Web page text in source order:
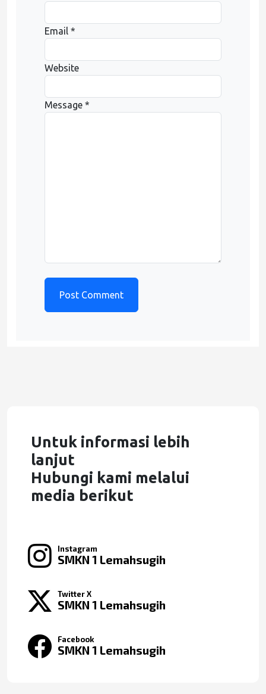
Email *
Website
Message *
Untuk informasi lebih
lanjut
Hubungi kami melalui
media berikut
Instagram
SMKN 1 Lemahsugih
Twitter X
SMKN 1 Lemahsugih
Facebook
SMKN 1 Lemahsugih